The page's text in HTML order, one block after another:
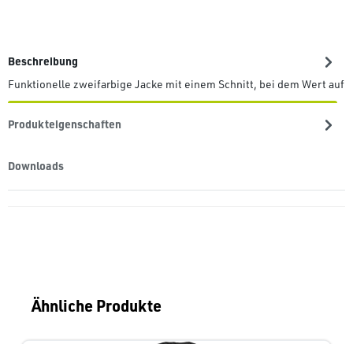
Beschreibung
Funktionelle zweifarbige Jacke mit einem Schnitt, bei dem Wert auf
Produkteigenschaften
Downloads
Produktgalerie überspringen
Ähnliche Produkte